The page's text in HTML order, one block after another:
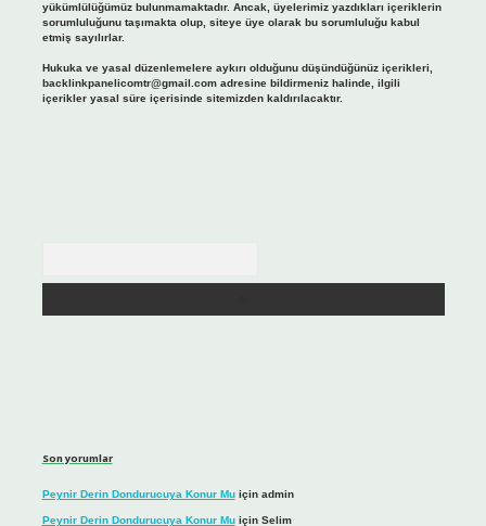
yükümlülüğümüz bulunmamaktadır. Ancak, üyelerimiz yazdıkları içeriklerin
sorumluluğunu taşımakta olup, siteye üye olarak bu sorumluluğu kabul
etmiş sayılırlar.
Hukuka ve yasal düzenlemelere aykırı olduğunu düşündüğünüz içerikleri,
backlinkpanelicomtr@gmail.comadresine bildirmeniz halinde, ilgili
içerikler yasal süre içerisinde sitemizden kaldırılacaktır.
Son yorumlar
Peynir Derin Dondurucuya Konur Muiçin admin
Peynir Derin Dondurucuya Konur Muiçin Selim